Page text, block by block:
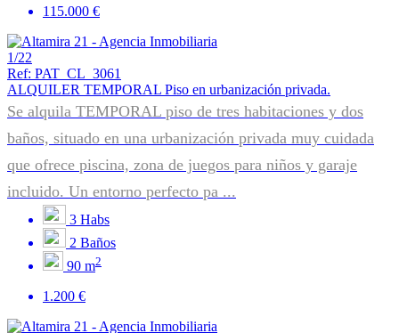
115.000 €
1/22
Ref: PAT_CL_3061
ALQUILER TEMPORAL Piso en urbanización privada.
Se alquila TEMPORAL piso de tres habitaciones y dos
baños, situado en una urbanización privada muy cuidada
que ofrece piscina, zona de juegos para niños y garaje
incluido. Un entorno perfecto pa ...
3 Habs
2 Baños
90 m2
1.200 €